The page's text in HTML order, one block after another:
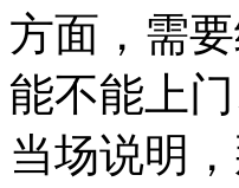
方面，需
能不能上
当场说明